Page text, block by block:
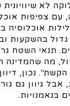
לא
עם צפיפות
אוכלוסיה
בהשקעות
תנאי השטח
מה שהמדינה
נכון,
אבל גיוון גם
בנאמנויות.